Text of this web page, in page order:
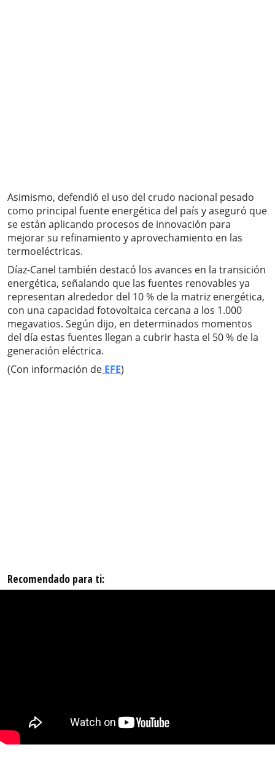
Asimismo, defendió el uso del crudo nacional pesado
como principal fuente energética del país y aseguró que
se están aplicando procesos de innovación para
mejorar su refinamiento y aprovechamiento en las
termoeléctricas.
Díaz-Canel también destacó los avances en la transición
energética, señalando que las fuentes renovables ya
representan alrededor del 10 % de la matriz energética,
con una capacidad fotovoltaica cercana a los 1.000
megavatios. Según dijo, en determinados momentos
del día estas fuentes llegan a cubrir hasta el 50 % de la
generación eléctrica.
(Con información de EFE)
Recomendado para ti: